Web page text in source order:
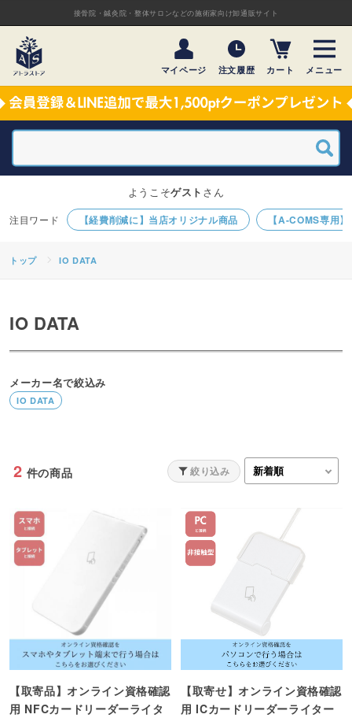
接骨院・鍼灸院・整体サロンなどの施術家向け卸通販サイト
マイページ 注文履歴 カート メニュー
【経費削減に】当店オリジナル商品 【A-COMS専用
ようこそゲスト さん
トップ IO DATA
IO DATA
メーカー名で絞込み
IO DATA
2 件の商品 絞り込み
【取寄品】オンライン資格確認
用 NFCカードリーダーライタ
【取寄せ】オンライン資格確認
用 ICカードリーダーライター